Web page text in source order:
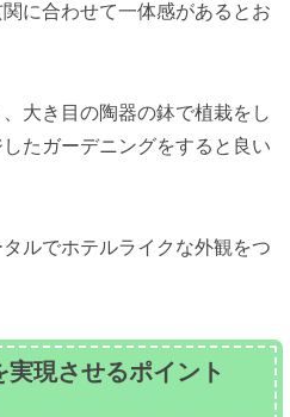
に合わせて一体感があるとお
大き目の陶器の鉢で植栽をし
たガーデニングをすると良い
ルでホテルライクな外観をつ
現させるポイント